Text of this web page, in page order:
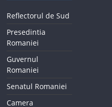
Reflectorul de Sud
Presedintia
Romaniei
Guvernul
Romaniei
Senatul Romaniei
Camera